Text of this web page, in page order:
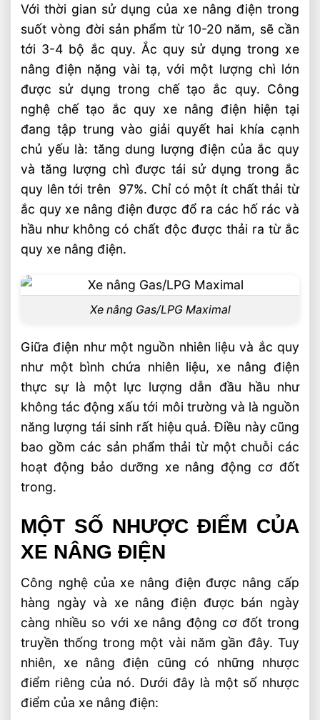
Với thời gian sử dụng của xe nâng điện trong
suốt vòng đời sản phẩm từ 10-20 năm, sẽ cần
tới 3-4 bộ ắc quy. Ắc quy sử dụng trong xe
nâng điện nặng vài tạ, với một lượng chì lớn
được sử dụng trong chế tạo ắc quy. Công
nghệ chế tạo ắc quy xe nâng điện hiện tại
đang tập trung vào giải quyết hai khía cạnh
chủ yếu là: tăng dung lượng điện của ắc quy
và tăng lượng chì được tái sử dụng trong ắc
quy lên tới trên 97%. Chỉ có một ít chất thải từ
ắc quy xe nâng điện được đổ ra các hố rác và
hầu như không có chất độc được thải ra từ ắc
quy xe nâng điện.
Xe nâng Gas/LPG Maximal
Giữa điện như một nguồn nhiên liệu và ắc quy
như một bình chứa nhiên liệu, xe nâng điện
thực sự là một lực lượng dẫn đầu hầu như
không tác động xấu tới môi trường và là nguồn
năng lượng tái sinh rất hiệu quả. Điều này cũng
bao gồm các sản phẩm thải từ một chuỗi các
hoạt động bảo dưỡng xe nâng động cơ đốt
trong.
MỘT SỐ NHƯỢC ĐIỂM CỦA
XE NÂNG ĐIỆN
Công nghệ của xe nâng điện được nâng cấp
hàng ngày và xe nâng điện được bán ngày
càng nhiều so với xe nâng động cơ đốt trong
truyền thống trong một vài năm gần đây. Tuy
nhiên, xe nâng điện cũng có những nhược
điểm riêng của nó. Dưới đây là một số nhược
điểm của xe nâng điện: